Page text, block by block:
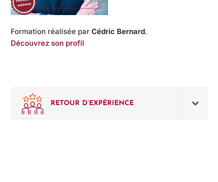
Formation réalisée parCédric Bernard.
Découvrez son profil
RETOUR D’EXPÉRIENCE